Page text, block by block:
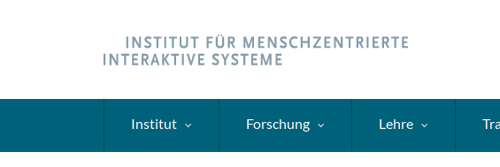
Institut Forschung Lehre